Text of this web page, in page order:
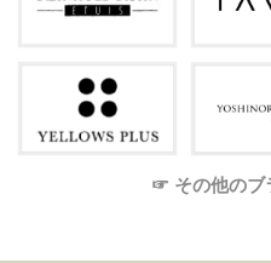
☞ その他のブ